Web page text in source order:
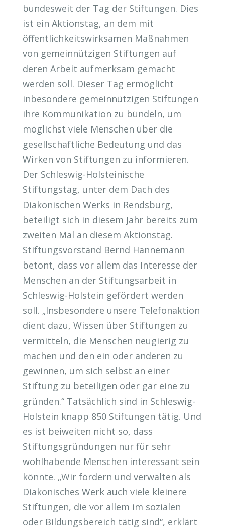
bundesweit der Tag der Stiftungen. Dies
ist ein Aktionstag, an dem mit
öffentlichkeitswirksamen Maßnahmen
von gemeinnützigen Stiftungen auf
deren Arbeit aufmerksam gemacht
werden soll. Dieser Tag ermöglicht
inbesondere gemeinnützigen Stiftungen
ihre Kommunikation zu bündeln, um
möglichst viele Menschen über die
gesellschaftliche Bedeutung und das
Wirken von Stiftungen zu informieren.
Der Schleswig-Holsteinische
Stiftungstag, unter dem Dach des
Diakonischen Werks in Rendsburg,
beteiligt sich in diesem Jahr bereits zum
zweiten Mal an diesem Aktionstag.
Stiftungsvorstand Bernd Hannemann
betont, dass vor allem das Interesse der
Menschen an der Stiftungsarbeit in
Schleswig-Holstein gefördert werden
soll. „Insbesondere unsere Telefonaktion
dient dazu, Wissen über Stiftungen zu
vermitteln, die Menschen neugierig zu
machen und den ein oder anderen zu
gewinnen, um sich selbst an einer
Stiftung zu beteiligen oder gar eine zu
gründen.“ Tatsächlich sind in Schleswig-
Holstein knapp 850 Stiftungen tätig. Und
es ist beiweiten nicht so, dass
Stiftungsgründungen nur für sehr
wohlhabende Menschen interessant sein
könnte. „Wir fördern und verwalten als
Diakonisches Werk auch viele kleinere
Stiftungen, die vor allem im sozialen
oder Bildungsbereich tätig sind“, erklärt